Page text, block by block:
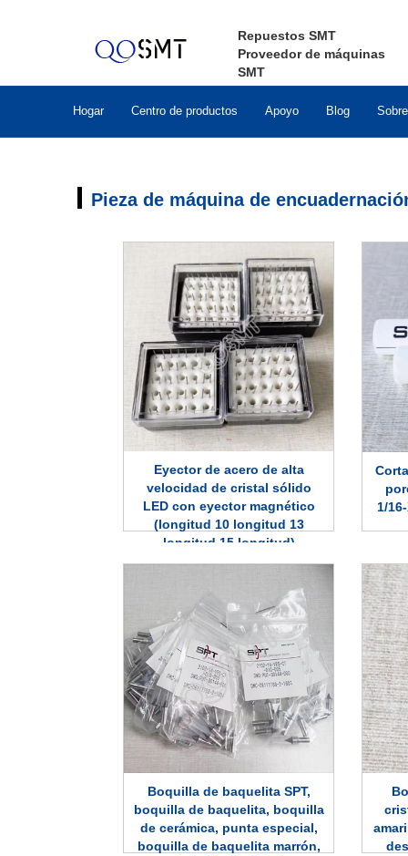
Repuestos SMT
Proveedor de máquinas
SMT
Hogar Centro de productos Apoyo Blog
Pieza de máquina de
Eyector de acero de alta
velocidad de cristal sólido
LED con eyector magnético
(longitud 10 longitud 13
longitud 15 longitud)
1/
Boquilla de baquelita SPT,
boquilla de baquelita, boquilla
de cerámica, punta especial,
boquilla de baquelita marrón,